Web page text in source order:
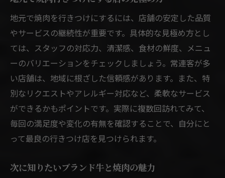
香川焼肉店で満足度を高める活用術まとめ
焼肉体験を充実させるための選定ポイント
家族や仲間と楽しむ焼肉行きつけのコツ
焼肉を通じて香川県の魅力を再発見しよう
次回の焼肉選びに役立つ情報をチェック
地元で焼肉を行きつけにするには、店舗の安定した品質
やサービスの継続性が重要です。具体的な見極め方とし
ては、スタッフの対応力、清潔感、食材の鮮度、メニュ
ーのバリエーションをチェックしましょう。常連客が多
い店舗は、地域に根ざした信頼感があります。また、特
別なリクエストやアレルギー対応など、柔軟なサービス
ができるかもポイントです。実際に複数回訪れてみて、
毎回の満足度や変化の有無を確認することで、自分にと
って最良の行きつけ店を見つけられます。
次に知りたいブランド牛と焼肉の魅力